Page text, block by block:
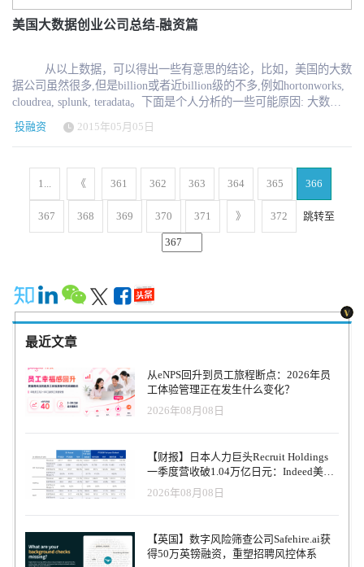
// ]]>// // 对于新产品Browser Insight，据何晓阳在会上介绍，这是一
款基于用户体验全生命管理周期的性能管理产品，真实用户体验会
类型和版本、JavaScript错误、Ajax错误、DOM处理以及页面渲染时
间，提供一站式性能评估，同时对终端用户的满意度进行了解，从
而确定应用性能的瓶颈。 OneAPM COO程显峰表示，OneAPM产品
设计理念跟Google Analytics比较相似，收集收据全部是来自访问网
站真实用户的实时数据，再对这些数据进行分析，提供真实的报警
给客户提供性能监控以及数据分析服务，提供一套覆盖浏览器、服
品如英语阅读、写作、口语产品线，来完善移动在线英语学习的产
品线。希望打造成高效、轻松、有趣的移动英语在线学习平台。 据
美国大数据创业公司总结-融资篇
据公司虽然很多,但是billion或者近billion级的不多,例如hortonworks,
cloudrea, splunk, teradata。下面是个人分析的一些可能原因: 大数据
技术分散,以开源为主,很难由少数几家公司主导市场,占领主要市场份
额。 大量企业用户还是以传统数据库技术为主,新兴的大数据技术还
不能完全取代传统技术。 大数据用户需求分散,往往需要针对特定案
例做定制化解决方案,所以大数据公司比较难上规模。 从成功的几家
公司来看,如果能抓住某些大数据通用需求,提供通用解决方案,扩大用
户基数,那么还是有机会做成billion级别的公司。另外,公司需要有技
术前瞻性,培育或投资于未来潜在大数据技术,这样才能在大数据技术
成熟之际抓住市场和用户,从而得到自身的快速发展。 via：
投融资 2015年05月05日
1... 《 361 362 363 364 365 366
367 368 369 370 371 》 372 跳转至
最近文章
从eNPS回升到员工旅程断点：2026年员
工体验管理正在发生什么变化？
2026年08月08日
【财报】日本人力巨头Recruit Holdings
一季度营收破1.04万亿日元：Indeed美国
收入逆势增长30%，AI招聘推动利润率升
至47.4%
2026年08月08日
【英国】数字风险筛查公司Safehire.ai获
得50万英镑融资，重塑招聘风控体系